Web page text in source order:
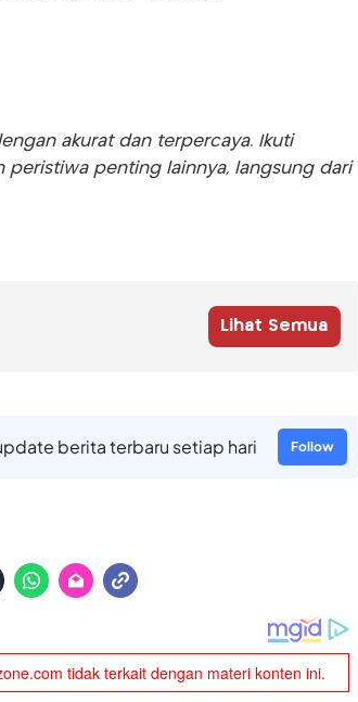
akurat dan terpercaya. Ikuti
peristiwa penting lainnya, langsung dari
Lihat Semua
berita terbaru setiap hari Follow